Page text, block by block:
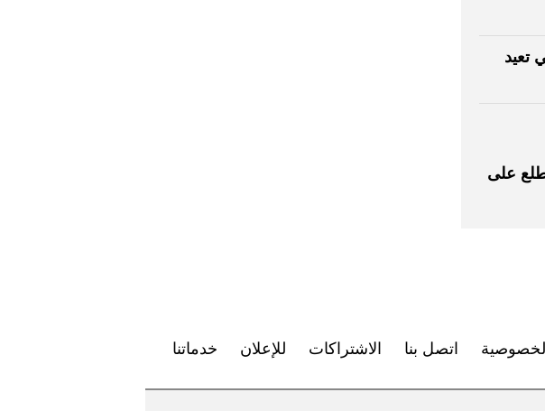
تعيد
على
اتصل بنا الاشتراكات للإعلان خدماتنا